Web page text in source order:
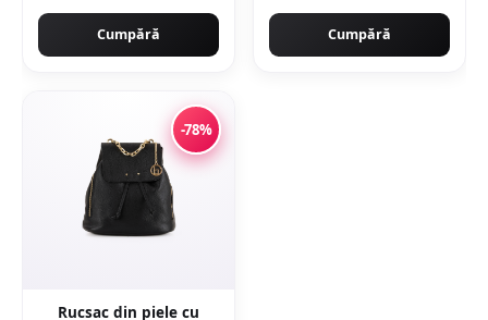
Cumpără Cumpără
-78%
Rucsac din piele cu